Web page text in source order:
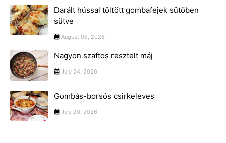
Darált hússal töltött gombafejek sütőben
sütve
August 05, 2026
Nagyon szaftos resztelt máj
July 24, 2026
Gombás-borsós csirkeleves
July 20, 2026